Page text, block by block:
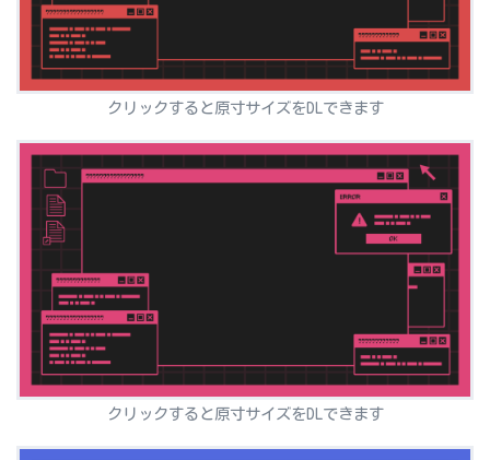
クリックすると原寸サイズをDLできます
クリックすると原寸サイズをDLできます